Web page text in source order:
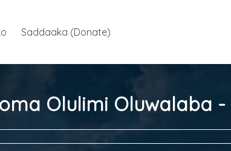
Saddaaka (Donate)
Olulimi Oluwalaba -